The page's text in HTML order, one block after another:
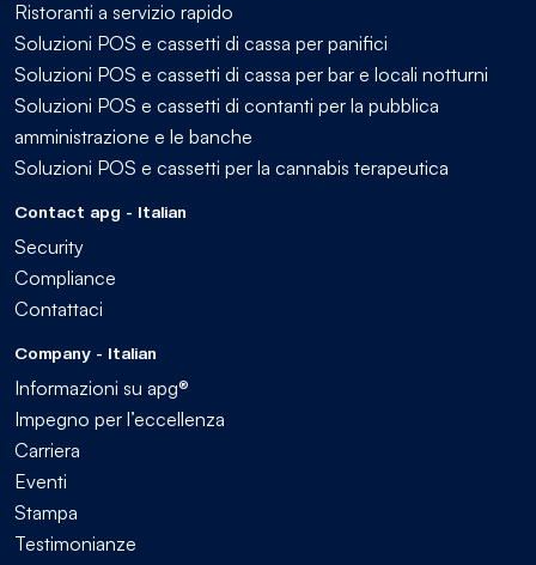
Ristoranti a servizio rapido
Soluzioni POS e cassetti di cassa per panifici
Soluzioni POS e cassetti di cassa per bar e locali notturni
Soluzioni POS e cassetti di contanti per la pubblica
amministrazione e le banche
Soluzioni POS e cassetti per la cannabis terapeutica
Contact apg - Italian
Security
Compliance
Contattaci
Company - Italian
Informazioni su apg®
Impegno per l’eccellenza
Carriera
Eventi
Stampa
Testimonianze